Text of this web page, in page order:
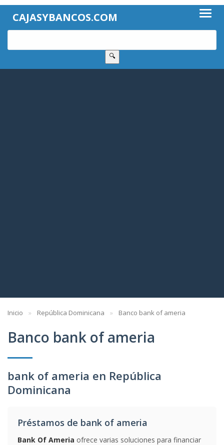
CAJASYBANCOS.COM
🔍
Inicio República Dominicana Banco bank of ameria
Banco bank of ameria
bank of ameria en República
Dominicana
Préstamos de bank of ameria
Bank Of Ameria ofrece varias soluciones para financiar